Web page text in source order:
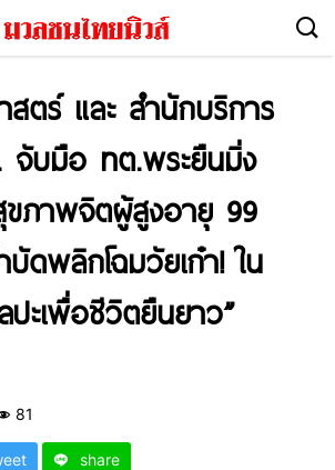
ตร์ และ สำนักบริการ
จับมือ ทต.พระยืนมิ่ง
ขภาพจิตผู้สูงอายุ 99
ดพลิกโฉมวัยเก๋า! ใน
ะเพื่อชีวิตยืนยาว”
81
share